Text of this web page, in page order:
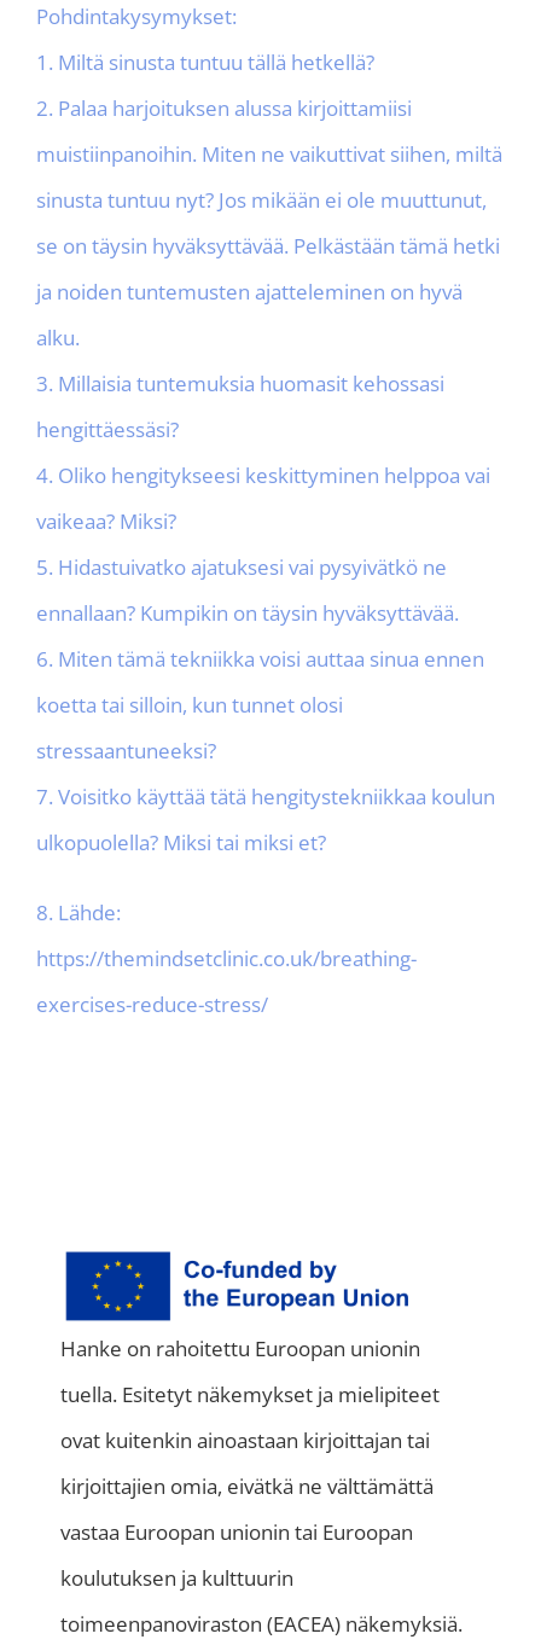
Pohdintakysymykset:
1. Miltä sinusta tuntuu tällä hetkellä?
2. Palaa harjoituksen alussa kirjoittamiisi
muistiinpanoihin. Miten ne vaikuttivat siihen, miltä
sinusta tuntuu nyt? Jos mikään ei ole muuttunut,
se on täysin hyväksyttävää. Pelkästään tämä hetki
ja noiden tuntemusten ajatteleminen on hyvä
alku.
3. Millaisia tuntemuksia huomasit kehossasi
hengittäessäsi?
4. Oliko hengitykseesi keskittyminen helppoa vai
vaikeaa? Miksi?
5. Hidastuivatko ajatuksesi vai pysyivätkö ne
ennallaan? Kumpikin on täysin hyväksyttävää.
6. Miten tämä tekniikka voisi auttaa sinua ennen
koetta tai silloin, kun tunnet olosi
stressaantuneeksi?
7. Voisitko käyttää tätä hengitystekniikkaa koulun
ulkopuolella? Miksi tai miksi et?
8. Lähde:
https://themindsetclinic.co.uk/breathing-
exercises-reduce-stress/
Hanke on rahoitettu Euroopan unionin
tuella. Esitetyt näkemykset ja mielipiteet
ovat kuitenkin ainoastaan kirjoittajan tai
kirjoittajien omia, eivätkä ne välttämättä
vastaa Euroopan unionin tai Euroopan
koulutuksen ja kulttuurin
toimeenpanoviraston (EACEA) näkemyksiä.